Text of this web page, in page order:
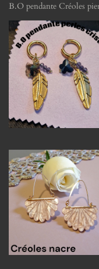
B.O pendante Créoles